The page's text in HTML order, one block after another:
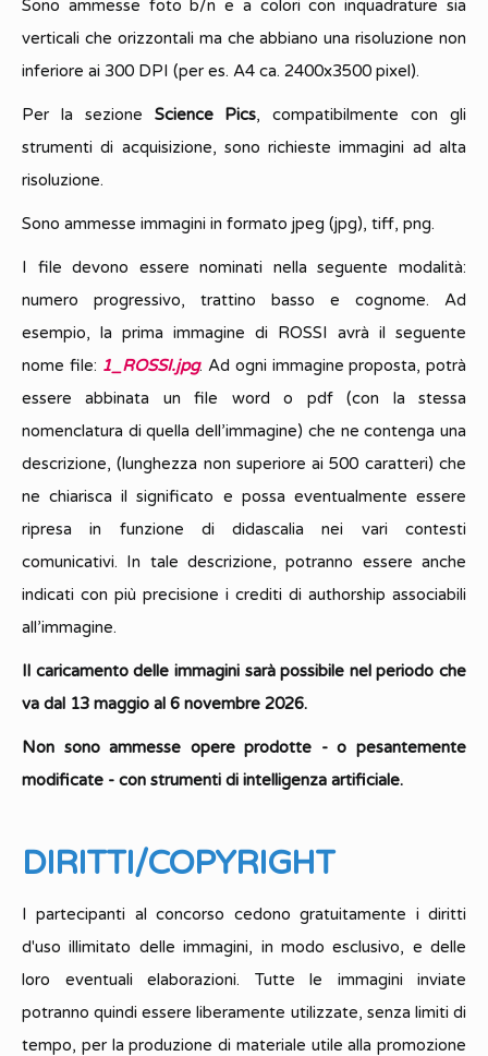
Sono ammesse foto b/n e a colori con inquadrature sia
verticali che orizzontali ma che abbiano una risoluzione non
inferiore ai 300 DPI (per es. A4 ca. 2400x3500 pixel).
Per la sezione Science Pics, compatibilmente con gli
strumenti di acquisizione, sono richieste immagini ad alta
risoluzione.
Sono ammesse immagini in formato jpeg (jpg), tiff, png.
I file devono essere nominati nella seguente modalità:
numero progressivo, trattino basso e cognome. Ad
esempio, la prima immagine di ROSSI avrà il seguente
nome file: 1_ROSSI.jpg. Ad ogni immagine proposta, potrà
essere abbinata un file word o pdf (con la stessa
nomenclatura di quella dell’immagine) che ne contenga una
descrizione, (lunghezza non superiore ai 500 caratteri) che
ne chiarisca il significato e possa eventualmente essere
ripresa in funzione di didascalia nei vari contesti
comunicativi. In tale descrizione, potranno essere anche
indicati con più precisione i crediti di authorship associabili
all’immagine.
Il caricamento delle immagini sarà possibile nel periodo che
va dal 13 maggio al 6 novembre 2026.
Non sono ammesse opere prodotte - o pesantemente
modificate - con strumenti di intelligenza artificiale.
DIRITTI/COPYRIGHT
I partecipanti al concorso cedono gratuitamente i diritti
d'uso illimitato delle immagini, in modo esclusivo, e delle
loro eventuali elaborazioni. Tutte le immagini inviate
potranno quindi essere liberamente utilizzate, senza limiti di
tempo, per la produzione di materiale utile alla promozione